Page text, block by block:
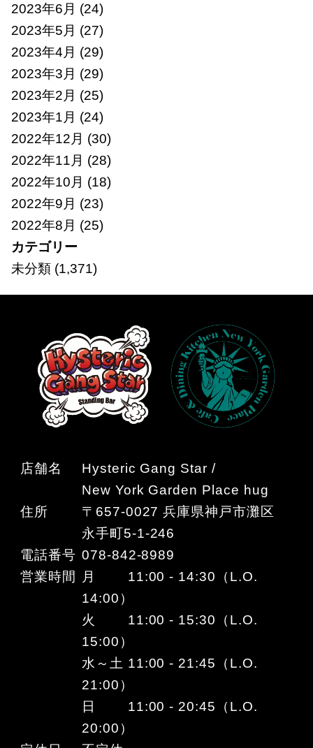
2023年6月 (24)
2023年5月 (27)
2023年4月 (29)
2023年3月 (29)
2023年2月 (25)
2023年1月 (24)
2022年12月 (30)
2022年11月 (28)
2022年10月 (18)
2022年9月 (23)
2022年8月 (25)
カテゴリー
未分類(1,371)
店舗名
Hysteric Gang Star /
New York Garden Place hug
住所
〒657-0027 兵庫県神戸市灘区
永手町5-1-246
電話番号 078-842-8989
営業時間
月 11:00 - 14:30（L.O.
14:00）
火 11:00 - 15:30（L.O.
15:00）
水～土 11:00 - 21:45（L.O.
21:00）
日 11:00 - 20:45（L.O.
20:00）